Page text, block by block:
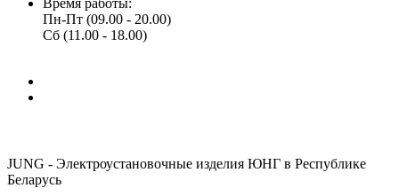
Пн-Пт (09.00 - 20.00)
Сб (11.00 - 18.00)
JUNG - Электроустановочные изделия ЮНГ в Республике
Беларусь